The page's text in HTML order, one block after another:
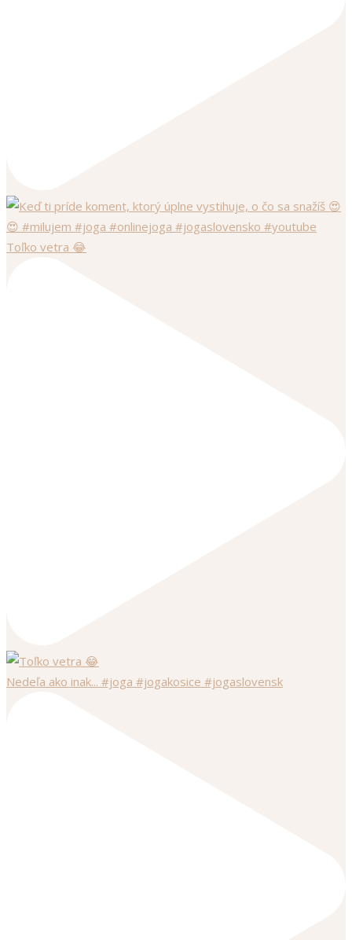
Toľko vetra 😂
Nedeľa ako inak... #joga #jogakosice #jogaslovensk